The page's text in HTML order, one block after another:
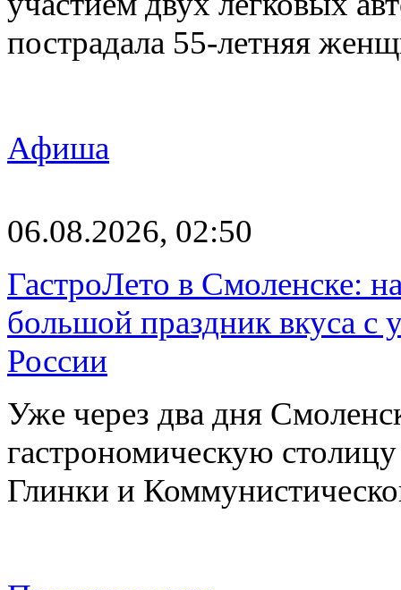
пострадала 55-летняя
Афиша
06.08.2026, 02:50
ГастроЛето в Смоленске:
большой праздник вкуса с
России
Уже через два дня
гастрономическую
Глинки и